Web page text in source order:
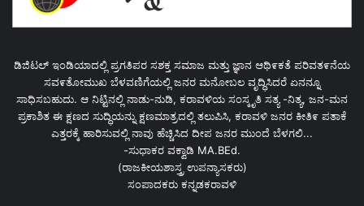
ಡಿಜಿಟಲ್ ಇಂಡಿಯಾದಲ್ಲಿ ಪ್ರಗತಿಪರ ಸಶಕ್ತ ಸಮಾಜ ಮತ್ತು ಜ್ಞಾನ ಆಥಿ೯ಕತೆ ಪರಿವತ೯ನೆಯ
ಸವ೯ತೋಮುಖ ಬೆಳವಣಿಗೆಯಲ್ಲಿ ಜನರ ಮನೋಬಲ ವೃದ್ಧಿಸಿದರೆ ಏನನ್ನೂ
ಸಾಧಿಸಬಹುದು. ಆ ನಿಟ್ಟಿನಲ್ಲಿ ನಾಡು-ನುಡಿ, ಕರಾವಳಿಯ ಸಂಸ್ಕೃತಿ ಸತ್ಯ -ನಿತ್ಯ, ಜನ-ಮನ
ಪ್ರಕಾಶಿತ ಈ ಕ್ಷಣದ ಸುದ್ಧಿಯನ್ನು ಕ್ಷಣಮಾತ್ರದಲ್ಲಿ ತಲುಪಿಸಿ, ಕರಾವಳಿ ಜನರ ಕೀತಿ೯ ಪತಾಕೆ
ಎತ್ತರಕ್ಕೆ ಹಾರಿಸುವಲ್ಲಿ ನಾವು ಹೆಚ್ಚಿಸಿದ ದೀಪ ಜನರ ಮುಂದೆ ಬೆಳಗಲಿ...
-ಸುಧಾಕರ ವಕ್ವಾಡಿ MA.BEd.
(ರಾಜಕೀಯಶಾಸ್ತ್ರ ಉಪನ್ಯಾಸಕರು)
ಸಂಪಾದಕರು ಕನ್ನಡಕರಾವಳಿ